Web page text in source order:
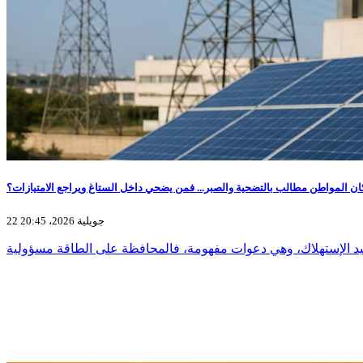
المواطن مطالب بالتضحية والصبر... فمن يضحي داخل الستاغ ويراجع الامتيازات؟
22 جويلية 2026، 20:45